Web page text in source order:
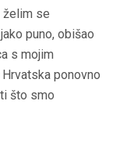
želim se
puno, obišao
s mojim
ponovno
što smo